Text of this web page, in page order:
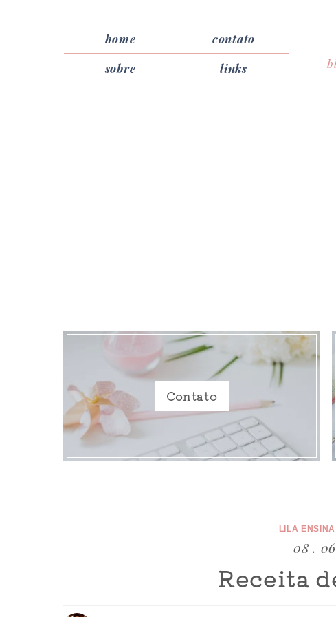
home
contato
sobre
links
Contato
LILA ENSINA
08 .
Receita